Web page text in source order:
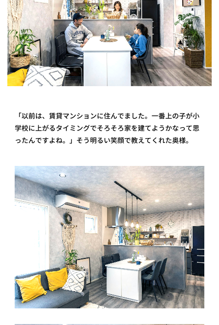
「以前は、賃貸マンションに住んでました。一番上の子が小
学校に上がるタイミングでそろそろ家を建てようかなって思
ったんですよね。」そう明るい笑顔で教えてくれた奥様。